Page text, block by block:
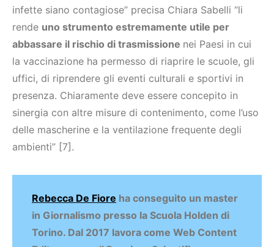
infette siano contagiose” precisa Chiara Sabelli “li
rende uno strumento estremamente utile per
abbassare il rischio di trasmissione nei Paesi in cui
la vaccinazione ha permesso di riaprire le scuole, gli
uffici, di riprendere gli eventi culturali e sportivi in
presenza. Chiaramente deve essere concepito in
sinergia con altre misure di contenimento, come l’uso
delle mascherine e la ventilazione frequente degli
ambienti” [7].
Rebecca De Fiore ha conseguito un master
in Giornalismo presso la Scuola Holden di
Torino. Dal 2017 lavora come Web Content